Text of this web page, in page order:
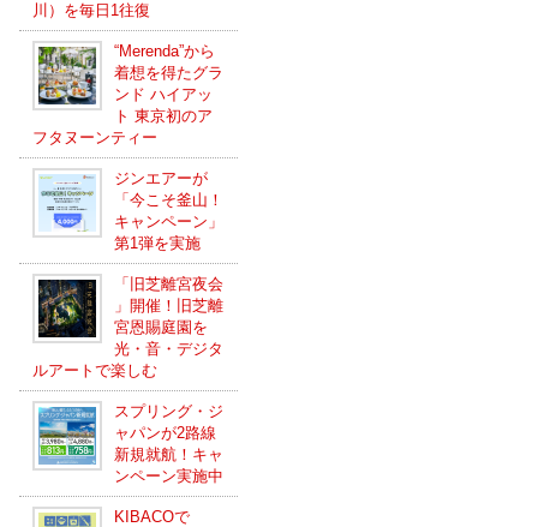
川）を毎日1往復
“Merenda”から
着想を得たグラ
ンド ハイアッ
ト 東京初のア
フタヌーンティー
ジンエアーが
「今こそ釜山！
キャンペーン」
第1弾を実施
「旧芝離宮夜会
」開催！旧芝離
宮恩賜庭園を
光・音・デジタ
ルアートで楽しむ
スプリング・ジ
ャパンが2路線
新規就航！キャ
ンペーン実施中
KIBACOで